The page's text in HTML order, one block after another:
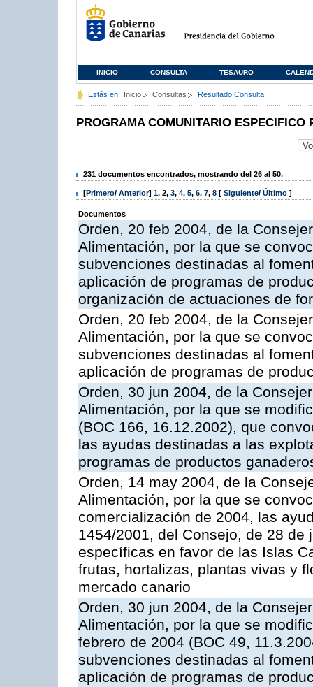
INICIO CONSULTA TESAURO
Estás en: Inicio Consultas Resultado Consulta
PROGRAMA COMUNITARIO ESPECIFICO
231 documentos encontrados, mostrando del 26 al 50.
[Primero/ Anterior] 1, 2, 3, 4, 5, 6, 7, 8 [ Siguiente/ Último ]
Documentos
Orden, 20 feb 2004, de la
Alimentación, por la que se
subvenciones destinadas al
aplicación de programas de
organización de actuaciones de
Orden, 20 feb 2004, de la
Alimentación, por la que se
subvenciones destinadas al
aplicación de programas de
Orden, 30 jun 2004, de la
Alimentación, por la que se
(BOC 166, 16.12.2002), que
las ayudas destinadas a las
programas de productos
Orden, 14 may 2004, de la
Alimentación, por la que se
comercialización de 2004, las
1454/2001, del Consejo, de 28 de
específicas en favor de las Islas
frutas, hortalizas, plantas vivas y
mercado canario
Orden, 30 jun 2004, de la
Alimentación, por la que se
febrero de 2004 (BOC 49,
subvenciones destinadas al
aplicación de programas de